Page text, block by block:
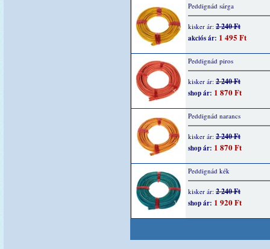
Peddignád sárga
kisker ár: 2 240 Ft
akciós ár: 1 495 Ft
Peddignád piros
kisker ár: 2 240 Ft
shop ár: 1 870 Ft
Peddignád narancs
kisker ár: 2 240 Ft
shop ár: 1 870 Ft
Peddignád kék
kisker ár: 2 240 Ft
shop ár: 1 920 Ft